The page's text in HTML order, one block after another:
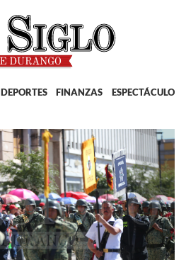
DEPORTES FINANZAS ESPECTÁCULOS